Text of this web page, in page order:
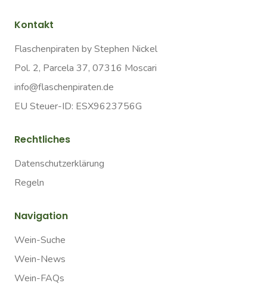
Kontakt
Flaschenpiraten by Stephen Nickel
Pol. 2, Parcela 37, 07316 Moscari
info@flaschenpiraten.de
EU Steuer-ID: ESX9623756G
Rechtliches
Datenschutzerklärung
Regeln
Navigation
Wein-Suche
Wein-News
Wein-FAQs